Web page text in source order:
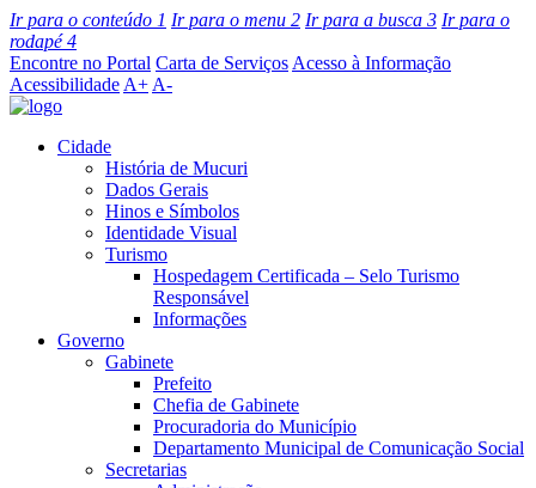
Ir para o conteúdo 1 Ir para o menu 2 Ir para a busca 3 Ir para o
rodapé4
Encontre no Portal Carta de Serviços Acesso à Informação
Acessibilidade A+ A-
Cidade
História de Mucuri
Dados Gerais
Hinos e Símbolos
Identidade Visual
Turismo
Hospedagem Certificada – Selo Turismo
Responsável
Informações
Governo
Gabinete
Prefeito
Chefia de Gabinete
Procuradoria do Município
Departamento Municipal de Comunicação Social
Secretarias